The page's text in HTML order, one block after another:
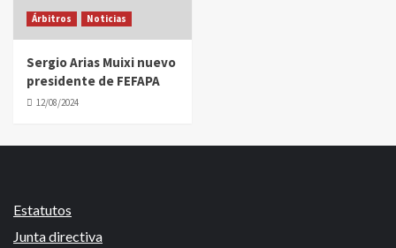
Árbitros Noticias
Sergio Arias Muixi nuevo
presidente de FEFAPA
12/08/2024
Estatutos
Junta directiva